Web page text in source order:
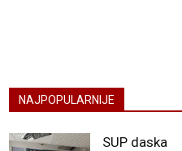
NAJPOPULARNIJE
SUP daska